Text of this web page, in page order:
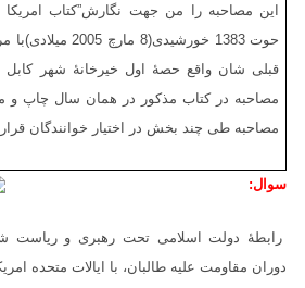
این مصاحبه را من جهت نگارش”کتاب امریکا
حوت 1383
قبلی شان واقع حصۀ اول خیرخانۀ شهر کابل
مصاحبه در کتاب مذکور در همان سال چاپ و
مصاحبه طی چند بخش در اختیار خوانندگان
سوال:
رابطۀ دولت اسلامی تحت رهبری و ریاست
دوران مقاومت علیه طالبان، با ایالات متحده